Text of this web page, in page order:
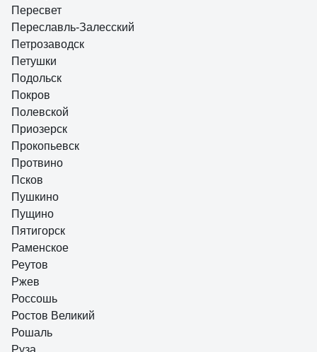
Пересвет
Переславль-Залесский
Петрозаводск
Петушки
Подольск
Покров
Полевской
Приозерск
Прокопьевск
Протвино
Псков
Пушкино
Пущино
Пятигорск
Раменское
Реутов
Ржев
Россошь
Ростов Великий
Рошаль
Руза